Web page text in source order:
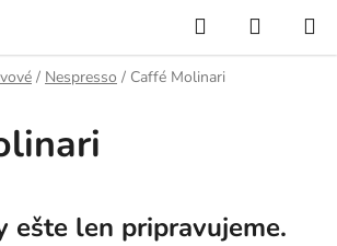
Hľadať
KOŠÍK
/ Nespresso / Caffé Molinari
ešte len pripravujeme.